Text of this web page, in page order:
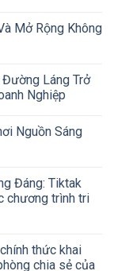
Mở Rộng Không
Láng Trở
Nghiệp
Nguồn Sáng
Đáng: Tiktak
chương trình tri
thức khai
chia sẻ của